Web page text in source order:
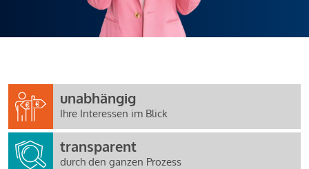
unabhängig
Ihre Interessen im Blick
transparent
durch den ganzen Prozess